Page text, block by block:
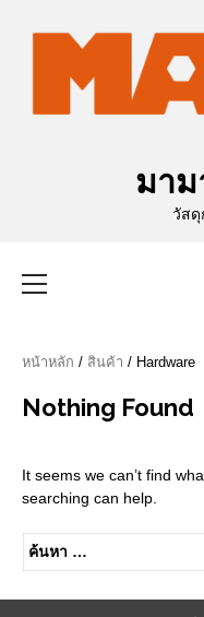
มาม
วัสดุ
Menu
หน้าหลัก / สินค้า / Hardware
Nothing Found
It seems we can’t find
searching can help.
ค้นหา